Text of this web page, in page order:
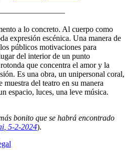
a lo concreto. Al cuerpo como
expresión escénica. Una manera de
públicos motivaciones para
del interior de un punto
que concentra el amor y la
Es una obra, un unipersonal coral,
del teatro en su manera
espacio, luces, una leve música.
bonito que se habrá encontrado
, 5-2-2024).